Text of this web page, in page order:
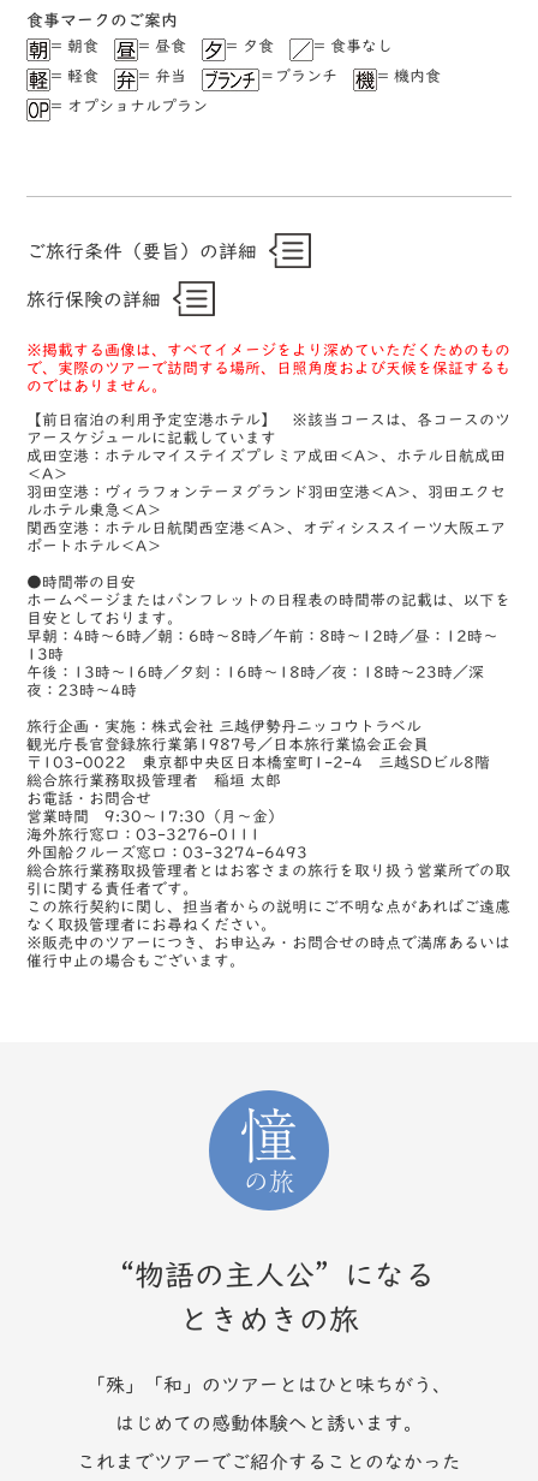
⾷事マークのご案内
= 朝食 = 昼食 = ⼣食
= ⾷事なし
= 軽⾷
= 弁当 ＝ブランチ
= 機内食
= オプショナルプラン
ご旅行条件（要旨）の詳細
旅行保険の詳細
※掲載する画像は、すべてイメージをより深めていただくためのもの
で、実際のツアーで訪問する場所、日照角度および天候を保証するも
のではありません。
【前日宿泊の利用予定空港ホテル】 ※該当コースは、各コースのツ
アースケジュールに記載しています
成田空港：ホテルマイステイズプレミア成田＜A＞、ホテル日航成田
＜A＞
羽田空港：ヴィラフォンテーヌグランド羽田空港＜A＞、羽田エクセ
ルホテル東急＜A＞
関西空港：ホテル日航関西空港＜A＞、オディシススイーツ大阪エア
ポートホテル＜A＞
●時間帯の目安
ホームページまたはパンフレットの日程表の時間帯の記載は、以下を
目安としております。
早朝：4時～6時／朝：6時～8時／午前：8時～12時／昼：12時～
13時
午後：13時～16時／夕刻：16時～18時／夜：18時～23時／深
夜：23時～4時
旅行企画・実施：株式会社 三越伊勢丹ニッコウトラベル
観光庁長官登録旅行業第1987号／日本旅行業協会正会員
〒103-0022 東京都中央区日本橋室町1-2-4 三越SDビル8階
総合旅行業務取扱管理者 稲垣 太郎
お電話・お問合せ
営業時間 9:30～17:30（月～金）
海外旅行窓口：03-3276-0111
外国船クルーズ窓口：03-3274-6493
総合旅行業務取扱管理者とはお客さまの旅行を取り扱う営業所での取
引に関する責任者です。
この旅行契約に関し、担当者からの説明にご不明な点があればご遠慮
なく取扱管理者にお尋ねください。
※販売中のツアーにつき、お申込み・お問合せの時点で満席あるいは
催行中止の場合もございます。
“物語の主人公”になる
ときめきの旅
「殊」「和」のツアーとはひと味ちがう、
はじめての感動体験へと誘います。
これまでツアーでご紹介することのなかった